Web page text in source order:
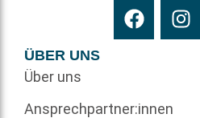
ÜBER UNS
Über uns
Ansprechpartner:innen